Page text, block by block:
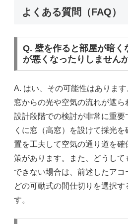
よくある質問（FAQ）
Q. 壁を作ると部屋が暗く
が悪くなったりしません
A. はい、その可能性はありま
窓からの光や空気の流れが遮ら
設計段階での検討が非常に重要
くに窓（高窓）を設けて採光
置を工夫して空気の通り道を
策があります。また、どうし
できない場合は、前述したア
どの可動式の間仕切りを選択す
す。